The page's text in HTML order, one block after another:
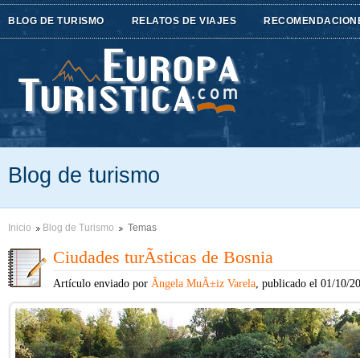
BLOG DE TURISMO RELATOS DE VIAJES
Blog de turismo
Inicio Blog de Turismo Temas
Ciudades turÃ­sticas de Bosnia
Artículo enviado por Ãngela MuÃ±iz Varela, publicado el 01/10/